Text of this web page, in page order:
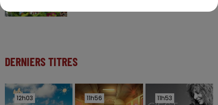
DERNIERS TITRES
12h03
12h03 11h56
11h56 11h53
11h53